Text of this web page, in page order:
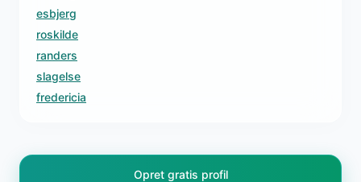
esbjerg
roskilde
randers
slagelse
fredericia
Opret gratis profil